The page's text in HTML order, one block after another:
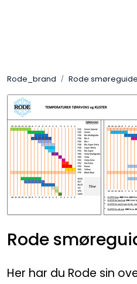
Rode_brand Rode smøreguide
Rode
Her har du Rode sin
Nyheter/Info
Mediaportalen